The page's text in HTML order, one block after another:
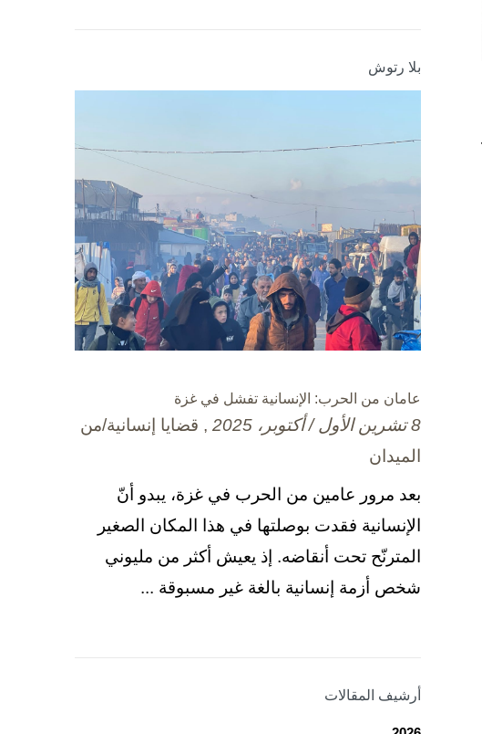
بلا رتوش
عامان من الحرب: الإنسانية تفشل في غزة
8 تشرين الأول / أكتوبر، 2025
, قضايا إنسانية/من
الميدان
بعد مرور عامين من الحرب في غزة، يبدو أنّ
الإنسانية فقدت بوصلتها في هذا المكان الصغير
المترنّح تحت أنقاضه. إذ يعيش أكثر من مليوني
شخص أزمة إنسانية بالغة غير مسبوقة ...
أرشيف المقالات